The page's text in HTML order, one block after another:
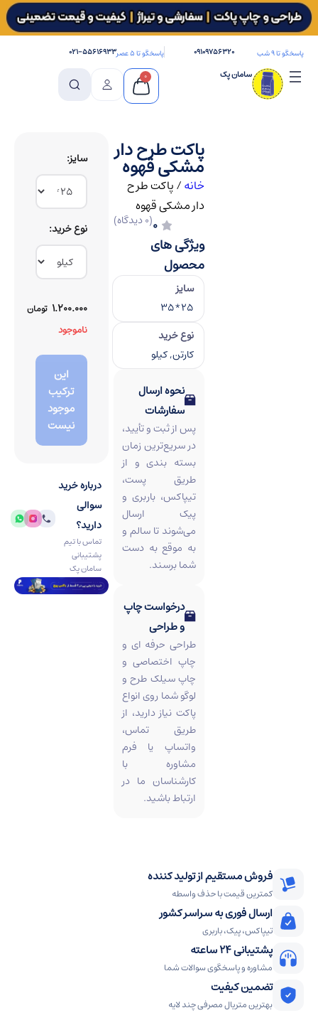
پاسخگو تا ۹ شب ۰۹۱۰۹۷۵۶۳۲۰ پاسخگو تا ۵ عصر ۰۲۱-۵۵۶۱۶۹۳۳
سامان پک 0
پاکت طرح دار
مشکی قهوه
خانه/پاکت طرح
دار مشکی قهوه
(0 دیدگاه)0
ویژگی های
محصول
سایز
25*35
نوع خرید
کارتن, کیلو
نحوه ارسال
سفارشات
پس از ثبت و تأیید،
در سریع‌ترین زمان
بسته‌ بندی و از
طریق پست،
تیپاکس، باربری و
پیک ارسال
می‌شوند تا سالم و
به‌ موقع به دست
شما برسند.
درخواست چاپ
و طراحی
طراحی حرفه ای و
چاپ اختصاصی و
چاپ سیلک طرح و
لوگو شما روی انواع
پاکت نیاز دارید، از
طریق تماس،
واتساپ یا فرم
مشاوره با
کارشناسان ما در
ارتباط باشید.
سایز
نوع خرید
۱.۲۰۰.۰۰۰ تومان
ناموجود
این
ترکیب
موجود
نیست
درباره خرید
سوالی
دارید؟
تماس با تیم
پشتیبانی
سامان پک
فروش مستقیم از تولید کننده
کمترین قیمت با حذف واسطه
ارسال فوری به سراسر کشور
تیپاکس، پیک، باربری
پشتیبانی 24 ساعته
مشاوره و پاسخگوی سوالات شما
تضمین کیفیت
بهترین متریال مصرفی چند لایه